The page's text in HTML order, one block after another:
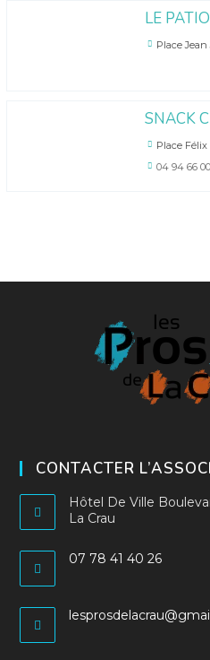
LE PATIO
Place Jean
SNACK
Place Félix
04 94 66
CONTACTER
Hôtel De Ville
La Crau
07 78 41 40 26
votre